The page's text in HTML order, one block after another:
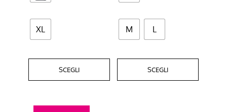
XL
SCEGLI
del
prodotto
M L
SCEGLI
del
prodotto
Questo